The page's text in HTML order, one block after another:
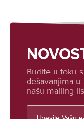
Budite u toku
dešavanjima
našu mailing